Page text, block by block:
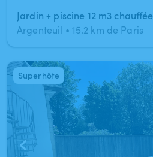
Jardin + piscine 12 m3 chauffée
Argenteuil • 15.2 km de Paris
1/5
Superhôte